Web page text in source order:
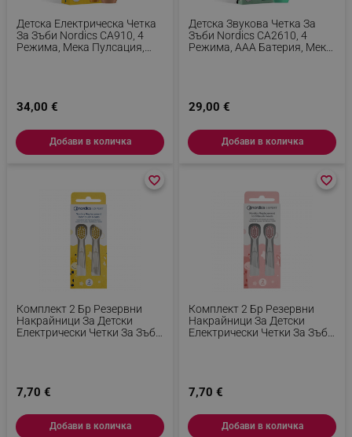
Детска Електрическа Четка
За Зъби Nordics CA910, 4
Режима, Мека Пулсация,
34,00 €
Добави в количка
Детска Звукова Четка За
Зъби Nordics CA2610, 4
Режима, ААА Батерия, Мека
29,00 €
Добави в количка
Комплект 2 Бр Резервни
Накрайници За Детски
Електрически Четки За Зъби
7,70 €
favorite_border
favorite_border
Добави в количка
Комплект 2 Бр Резервни
Накрайници За Детски
Електрически Четки За Зъби
7,70 €
favorite_border
favorite_border
Добави в количка